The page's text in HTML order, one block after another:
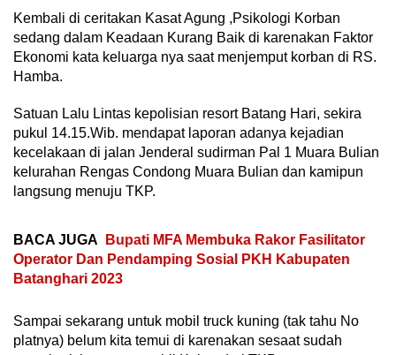
Kembali di ceritakan Kasat Agung ,Psikologi Korban
sedang dalam Keadaan Kurang Baik di karenakan Faktor
Ekonomi kata keluarga nya saat menjemput korban di RS.
Hamba.
Satuan Lalu Lintas kepolisian resort Batang Hari, sekira
pukul 14.15.Wib. mendapat laporan adanya kejadian
kecelakaan di jalan Jenderal sudirman Pal 1 Muara Bulian
kelurahan Rengas Condong Muara Bulian dan kamipun
langsung menuju TKP.
BACA JUGA
Bupati MFA Membuka Rakor Fasilitator
Operator Dan Pendamping Sosial PKH Kabupaten
Batanghari 2023
Sampai sekarang untuk mobil truck kuning (tak tahu No
platnya) belum kita temui di karenakan sesaat sudah